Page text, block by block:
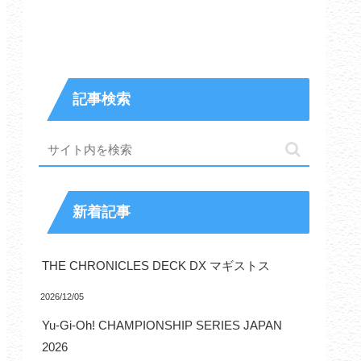
記事検索
新着記事
THE CHRONICLES DECK DX マギストス
2026/12/05
Yu-Gi-Oh! CHAMPIONSHIP SERIES JAPAN
2026